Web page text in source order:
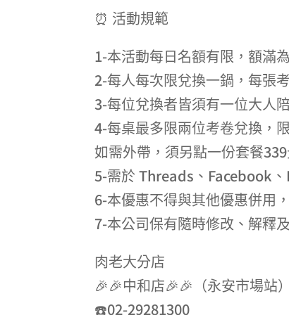
⏰ 活動規範
1-本活動每日名額有限，額滿
2-每人每次限兌換一鍋，每張
3-每位兌換者皆須有一位大人
4-每桌最多限兩位考卷兌換，
如需外帶，須另點一份套餐339
5-需於 Threads、Facebook
6-本優惠不得與其他優惠併用
7-本公司保有隨時修改、解釋
肉老大分店
🎉🎉中和店🎉🎉（永安市場站）
☎️02-29281300